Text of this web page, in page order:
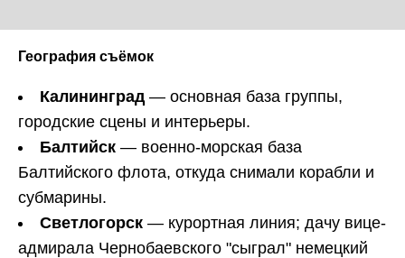
География съёмок
Калининград — основная база группы,
городские сцены и интерьеры.
Балтийск — военно-морская база
Балтийского флота, откуда снимали корабли и
субмарины.
Светлогорск — курортная линия; дачу вице-
адмирала Чернобаевского "сыграл" немецкий